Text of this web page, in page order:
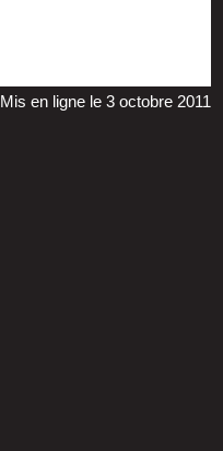
Mis en ligne le 3 octobre 2011